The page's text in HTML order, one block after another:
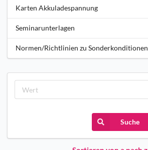
Karten Akkuladespannung
Seminarunterlagen
Normen/Richtlinien zu Sonderkonditionen
Suche